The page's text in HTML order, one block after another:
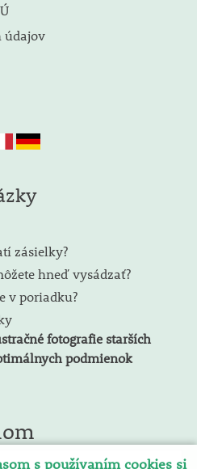
údajov
zásielky?
hneď vysádzať?
v poriadku?
fotografie starších
podmienok
s používaním cookies si